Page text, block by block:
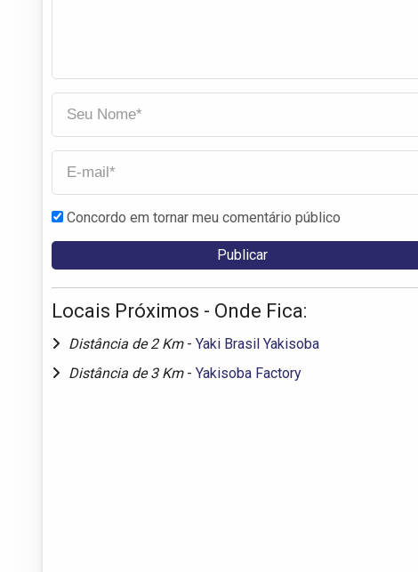
Concordo em tornar meu comentário público
Locais Próximos - Onde Fica:
Distância de 2 Km - Yaki Brasil Yakisoba
Distância de 3 Km - Yakisoba Factory